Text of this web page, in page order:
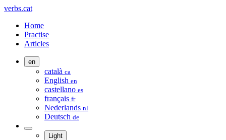
verbs.cat
Home
Practise
Articles
en
català ca
English en
castellano es
français fr
Nederlands nl
Deutsch de
Light